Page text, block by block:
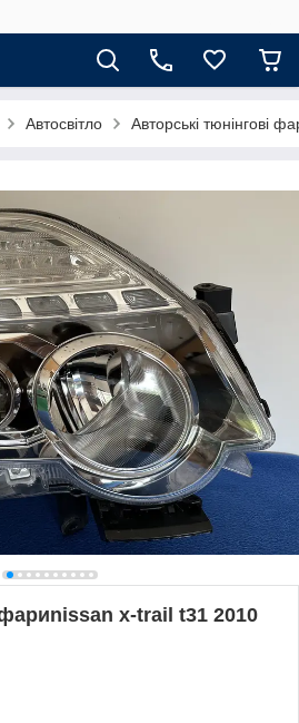
Автосвітло Авторські тюнінгові
x-trail t31 2010